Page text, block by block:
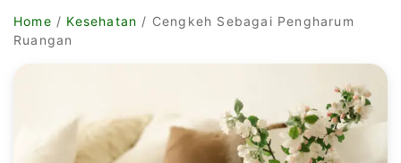
Home / Kesehatan / Cengkeh Sebagai Pengharum
Ruangan